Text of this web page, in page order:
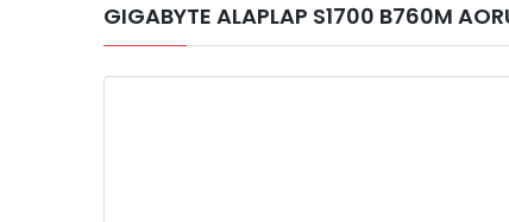
GIGABYTE ALAPLAP S1700 B760M